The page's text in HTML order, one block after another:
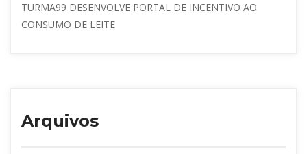
TURMA99 DESENVOLVE PORTAL DE INCENTIVO AO
CONSUMO DE LEITE
Arquivo